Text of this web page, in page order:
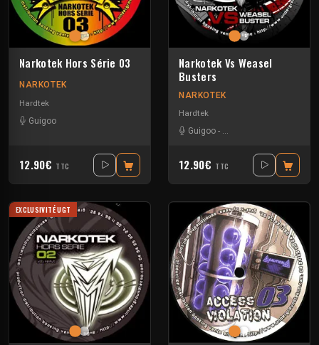
Narkotek Hors Série 03
NARKOTEK
Hardtek
Guigoo
12.90€ TTC
Narkotek Vs Weasel
Busters
NARKOTEK
Hardtek
Guigoo - Mat Weasel busters
12.90€ TTC
EXCLUSIVITÉ UGT